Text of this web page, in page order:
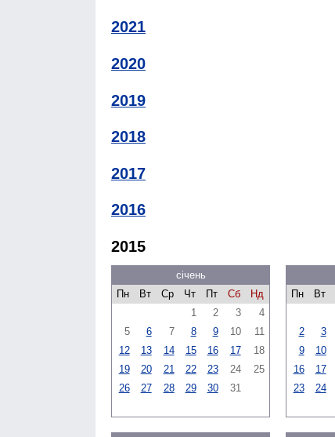
2021
2020
2019
2018
2017
2016
2015
січень
Пн
Вт Ср Чт Пт Сб
Нд
1
2 3
4
5
6 7 8 9 10
11
12
13 14 15 16 17
18
19
20 21 22 23 24
25
26
27 28 29 30 31
Пн
Вт
2
3
9
10
16
17
23
24